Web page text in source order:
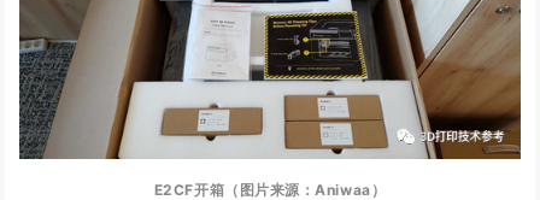
E2CF开箱（图片来源：Aniwaa）